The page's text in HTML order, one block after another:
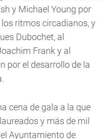
y Michael Young por
ritmos circadianos, y
Dubochet, al
Frank y al
por el desarrollo de la
cena de gala a la que
y más de mil
Ayuntamiento de